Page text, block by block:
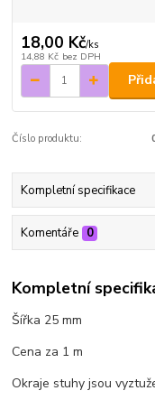
18,00 Kč/ks
14,88 Kč bez DPH
Číslo produktu:
Kompletní specifikace
Komentáře 0
Kompletní
Šířka 25 mm
Cena za 1 m
Okraje stuhy jsou